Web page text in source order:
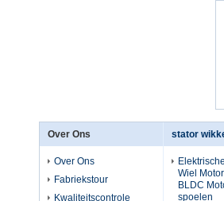
Over Ons
Over Ons
Fabriekstour
Kwaliteitscontrole
stator
Wiel
BLDC
spoelen